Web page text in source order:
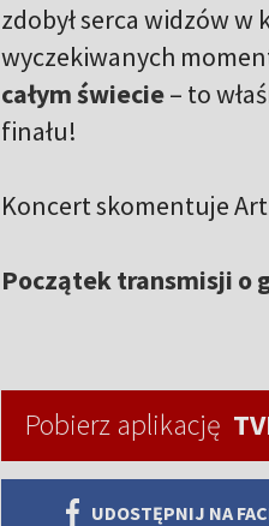
zdobył serca widzów
wyczekiwanych
całym świecie– to
finału!
Koncert skomentuje
Początek transmisji o
Pobierz aplikację
UDOSTĘPNIJ NA